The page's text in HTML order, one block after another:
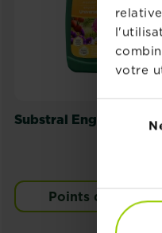
votre
Substral Engrais
Points de vente